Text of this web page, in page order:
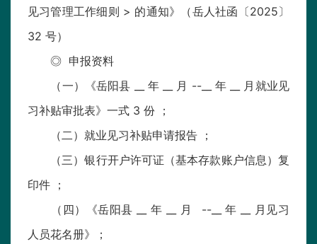
见习管理工作细则 > 的通知》（岳人社函〔2025〕
32 号）
◎ 申报资料
（一）《岳阳县 __ 年 __ 月 --__ 年 __ 月就业见
习补贴审批表》一式 3 份 ；
（二）就业见习补贴申请报告 ；
（三）银行开户许可证（基本存款账户信息）复
印件 ；
（四）《岳阳县 __ 年 __ 月 --__ 年 __ 月见习
人员花名册》；